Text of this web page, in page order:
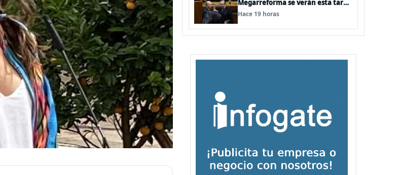
Megarreforma se verán esta tarde
en la Comisión de Hacienda
Hace 19 horas